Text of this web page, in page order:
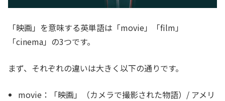
「映画」を意味する英単語は「movie」「film」
「cinema」の3つです。
まず、それぞれの違いは大きく以下の通りです。
movie：「映画」（カメラで撮影された物語）/ アメリ